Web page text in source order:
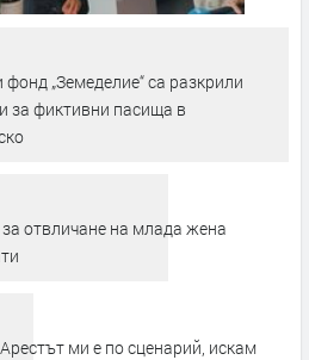
„Земеделие“ са разкрили
за фиктивни пасища в
отвличане на млада жена
ми е по сценарий, искам